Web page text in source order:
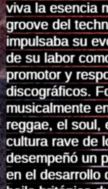
viva la esencia
groove del
impulsaba su
de su labor
promotor y
discográficos.
musicalmente
reggae, el soul,
cultura rave de
desempeñó un
en el desarrollo